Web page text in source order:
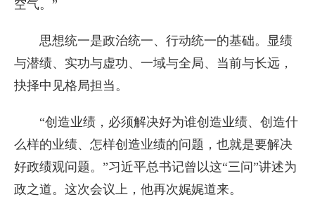
空气。”
思想统一是政治统一、行动统一的基础。显绩
与潜绩、实功与虚功、一域与全局、当前与长远，
抉择中见格局担当。
“创造业绩，必须解决好为谁创造业绩、创造什
么样的业绩、怎样创造业绩的问题，也就是要解决
好政绩观问题。”习近平总书记曾以这“三问”讲述为
政之道。这次会议上，他再次娓娓道来。